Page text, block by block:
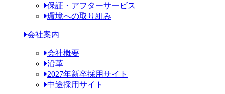
保証・アフターサービス
環境への取り組み
会社案内
会社概要
沿革
2027年新卒採用サイト
中途採用サイト